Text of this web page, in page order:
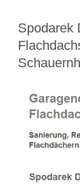
Spodarek